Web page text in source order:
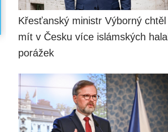
Křesťanský ministr Výborný chtěl
mít v Česku více islámských halal
porážek